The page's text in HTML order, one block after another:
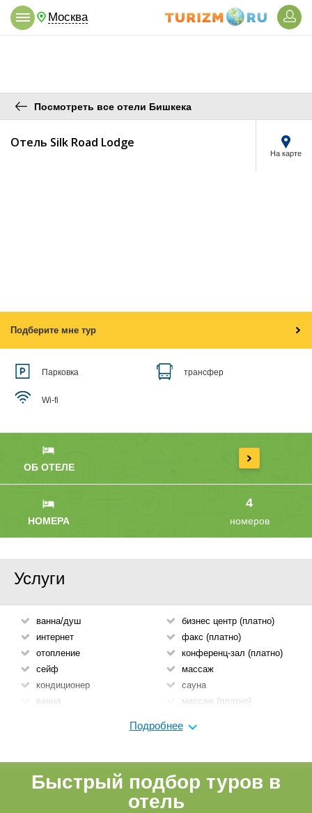
Москва
Посмотреть все отели Бишкека
Отель Silk Road Lodge
На карте
Подберите мне тур
Парковка трансфер
Wi-fi
ОБ ОТЕЛЕ
НОМЕРА
4
номеров
Услуги
ванна/душ
интернет
отопление
сейф
кондиционер
ванна
интернет
бизнес центр (платно)
факс (платно)
конференц-зал (платно)
массаж
сауна
массаж (платно)
завтрак
трансфер
прачечная (платно)
Подробнее
Быстрый подбор туров в
отель